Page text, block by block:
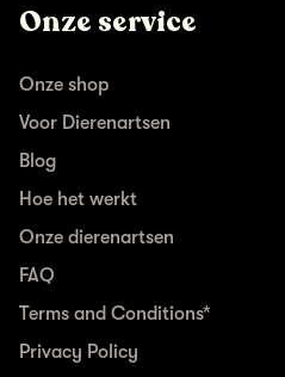
Onze service
Onze shop
Voor Dierenartsen
Blog
Hoe het werkt
Onze dierenartsen
FAQ
Terms and Conditions*
Privacy Policy